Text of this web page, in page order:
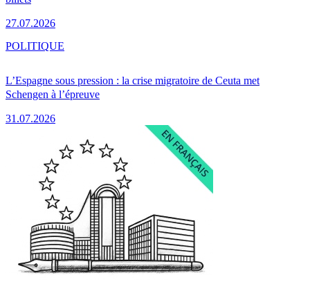
27.07.2026
L’Espagne sous pression : la crise migratoire de Ceuta met
Schengen à l’épreuve
31.07.2026
POLITIQUE